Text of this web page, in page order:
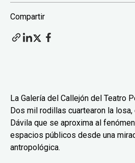
Compartir
La Galería del Callejón del Teatro
Dos mil rodillas cuartearon la
Dávila que se aproxima al
espacios públicos desde una
antropológica.